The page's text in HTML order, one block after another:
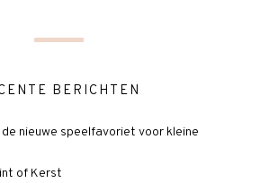
BERICHTEN
de nieuwe speelfavoriet voor kleine
of Kerst